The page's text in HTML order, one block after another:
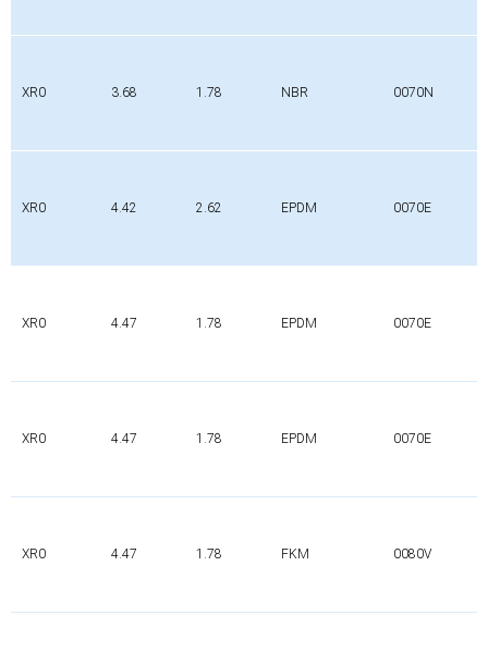
XR0 3.68 1.78 NBR 0070N
XR0 4.42 2.62 EPDM 0070E
XR0 4.47 1.78 EPDM 0070E
XR0 4.47 1.78 EPDM 0070E
XR0 4.47 1.78 FKM 0080V